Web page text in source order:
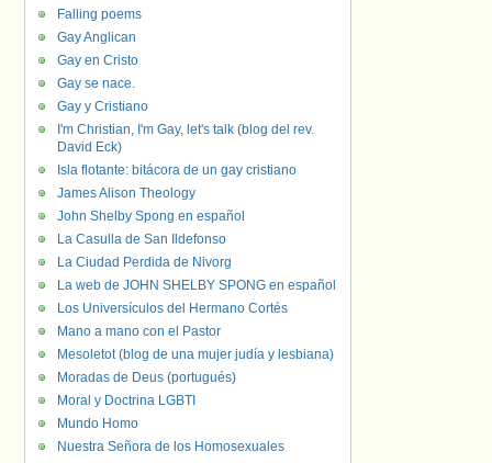
Falling poems
Gay Anglican
Gay en Cristo
Gay se nace.
Gay y Cristiano
I'm Christian, I'm Gay, let's talk (blog del rev.
David Eck)
Isla flotante: bitácora de un gay cristiano
James Alison Theology
John Shelby Spong en español
La Casulla de San Ildefonso
La Ciudad Perdida de Nivorg
La web de JOHN SHELBY SPONG en español
Los Universículos del Hermano Cortés
Mano a mano con el Pastor
Mesoletot (blog de una mujer judía y lesbiana)
Moradas de Deus (portugués)
Moral y Doctrina LGBTI
Mundo Homo
Nuestra Señora de los Homosexuales